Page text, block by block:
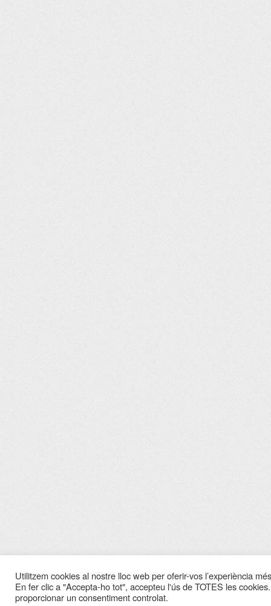
Utilitzem cookies al nostre lloc web per oferir-vos l’experiència
En fer clic a "Accepta-ho tot", accepteu l'ús de TOTES les
proporcionar un consentiment controlat.